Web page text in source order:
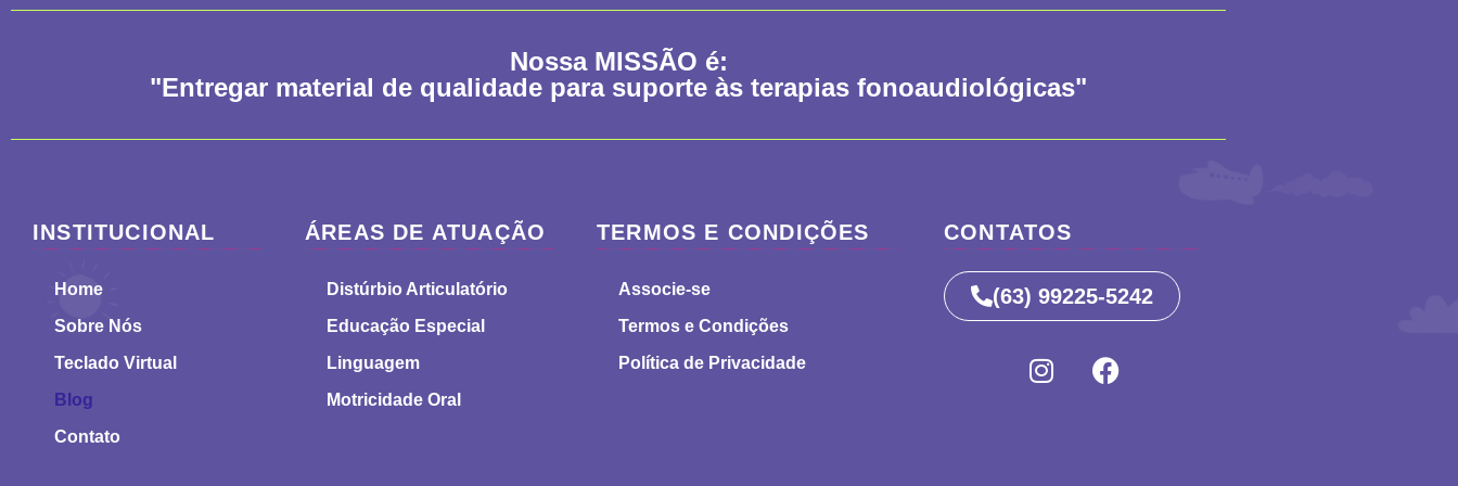
Nossa MISSÃO é:
"Entregar material de qualidade para suporte às terapias fonoaudiológicas"
INSTITUCIONAL
Home
Sobre Nós
Teclado Virtual
Blog
Contato
ÁREAS DE ATUAÇÃO
Distúrbio Articulatório
Educação Especial
Linguagem
Motricidade Oral
TERMOS E CONDIÇÕES
Associe-se
Termos e Condições
Política de Privacidade
CONTATOS
(63) 99225-5242